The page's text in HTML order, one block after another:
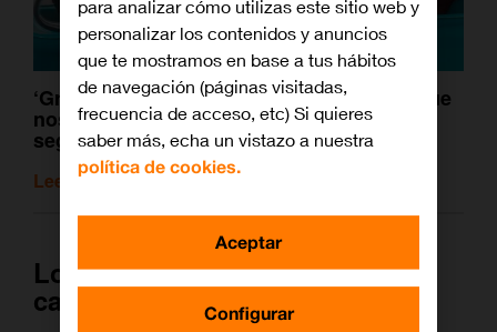
‘Green Book’ y otras películas de Óscar que
nos hicieron reflexionar sobre la
segregación racial
Leer artículo relacionado
Los premios Óscar llegan a tu
casa
para analizar cómo utilizas este sitio web y
personalizar los contenidos y anuncios
que te mostramos en base a tus hábitos
de navegación (páginas visitadas,
frecuencia de acceso, etc) Si quieres
saber más, echa un vistazo a nuestra
política de cookies.
Configurar
Aceptar